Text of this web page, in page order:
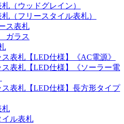
（ウッドグレイン）
（フリースタイル表札）
ス表札
ガラス
ス表札【LED仕様】《AC電源》
ス表札【LED仕様】《ソーラー電
ス表札【LED仕様】長方形タイプ
札
イル表札